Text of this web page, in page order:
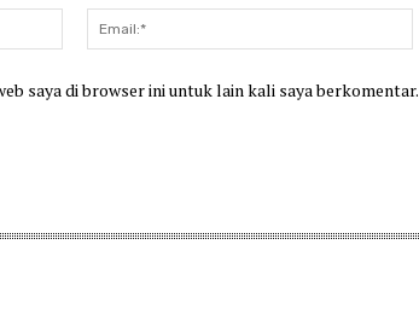
Nama:*
saya di browser ini untuk lain kali saya berkomentar.